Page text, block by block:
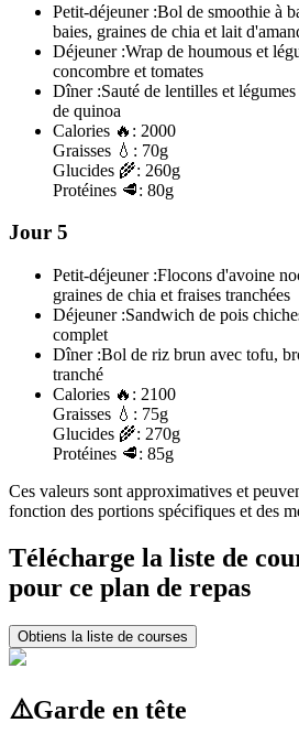
Petit-déjeuner :Bol de smoothie à
baies, graines de chia et lait
Déjeuner :Wrap de houmous et
concombre et tomates
Dîner :Sauté de lentilles et
de quinoa
Calories 🔥: 2000
Graisses 💧: 70g
Glucides 🌾: 260g
Protéines 🥩: 80g
Jour 5
Petit-déjeuner :Flocons d'avoine
graines de chia et fraises tranchées
Déjeuner :Sandwich de pois
complet
Dîner :Bol de riz brun avec tofu,
tranché
Calories 🔥: 2100
Graisses 💧: 75g
Glucides 🌾: 270g
Protéines 🥩: 85g
Ces valeurs sont approximatives et
fonction des portions spécifiques et des
Télécharge la liste de
pour ce plan de repas
Obtiens la liste de courses
⚠️Garde en tête